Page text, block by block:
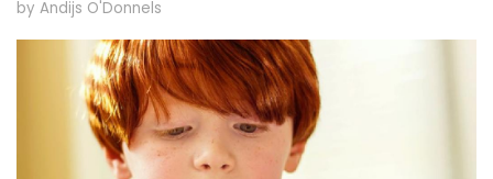
by Andijs O'Donnels